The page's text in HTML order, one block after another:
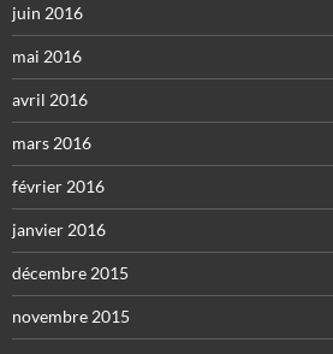
juin 2016
mai 2016
avril 2016
mars 2016
février 2016
janvier 2016
décembre 2015
novembre 2015